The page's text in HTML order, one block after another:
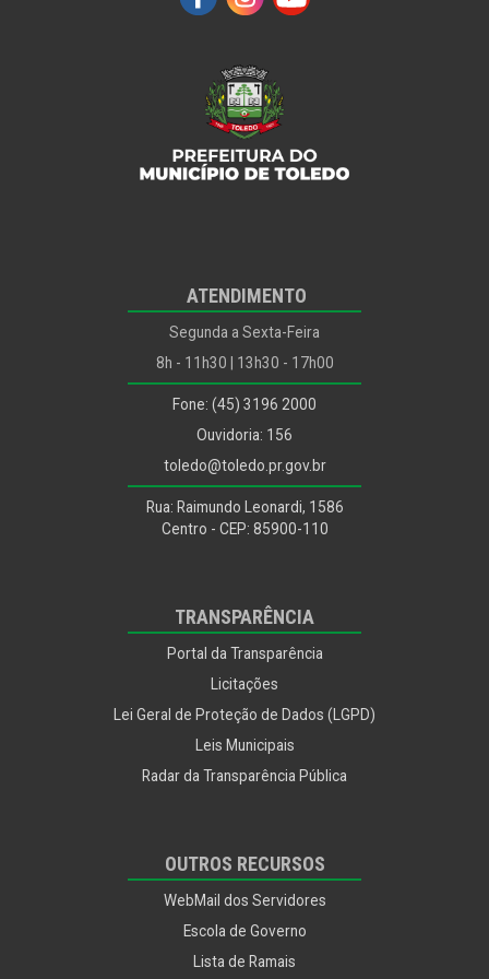
Infraestrutura Rural e Urbana e de Serviços Públicos
Políticas para Infância, Juventude, Mulher, Família e
Desenvolvimento Humano
Procuradoria Jurídica
Segurança Alimentar
Segurança e Mobilidade Urbana
ATENDIMENTO
Segunda a Sexta-Feira
8h - 11h30 | 13h30 - 17h00
Fone: (45) 3196 2000
Ouvidoria: 156
toledo@toledo.pr.gov.br
Rua: Raimundo Leonardi, 1586
Centro - CEP: 85900-110
TRANSPARÊNCIA
Portal da Transparência
Licitações
Lei Geral de Proteção de Dados (LGPD)
Leis Municipais
Radar da Transparência Pública
OUTROS RECURSOS
WebMail dos Servidores
Escola de Governo
Lista de Ramais